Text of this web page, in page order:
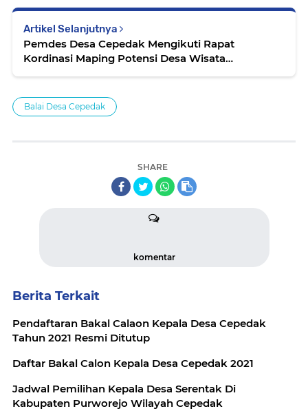
Artikel Selanjutnya
Pemdes Desa Cepedak Mengikuti Rapat
Kordinasi Maping Potensi Desa Wisata
Balai Desa Cepedak
SHARE
komentar
Berita Terkait
Pendaftaran Bakal Calaon Kepala Desa Cepedak
Tahun 2021 Resmi Ditutup
Daftar Bakal Calon Kepala Desa Cepedak 2021
Jadwal Pemilihan Kepala Desa Serentak Di
Kabupaten Purworejo Wilayah Cepedak